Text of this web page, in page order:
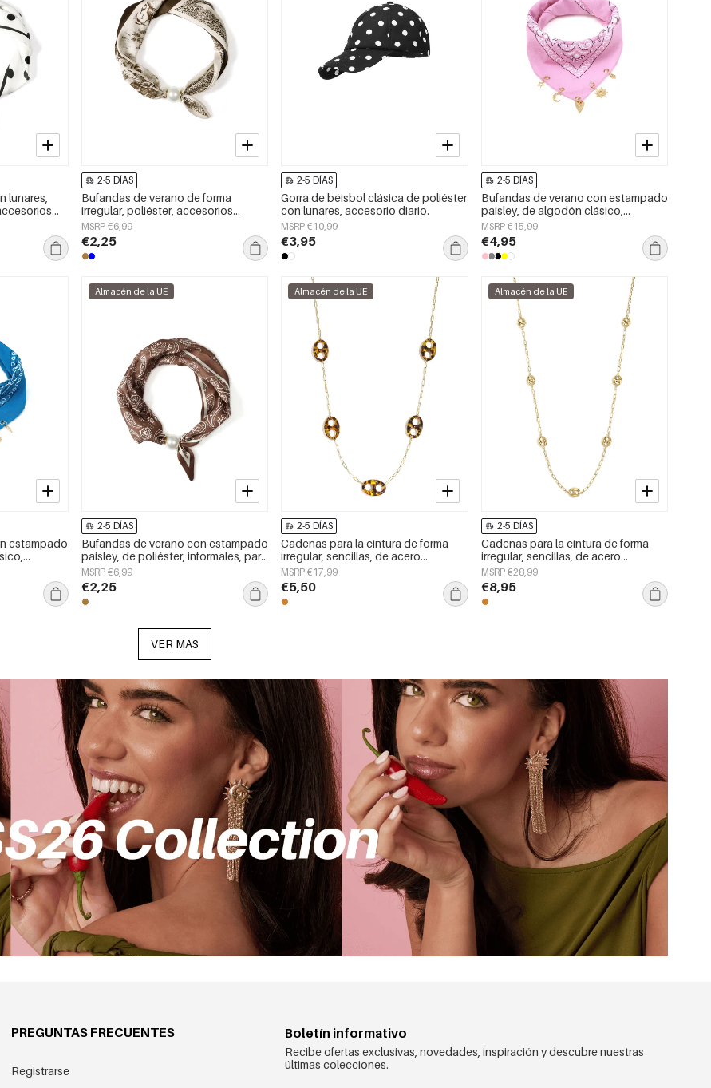
lunares,
2-5 DÍAS
Bufandas de verano de forma
irregular, poliéster, accesorios
diarios
MSRP €6,99
€2,25
2-5 DÍAS
Gorra de béisbol clásica de poliéster
con lunares, accesorio diario.
MSRP €10,99
€3,95
2-5 DÍAS
Bufandas de verano con estampado
paisley, de algodón clásico,
accesorios para el día a día.
MSRP €15,99
€4,95
estampado
Almacén de la UE
2-5 DÍAS
Bufandas de verano con estampado
paisley, de poliéster, informales, para
uso diario.
MSRP €6,99
€2,25
Almacén de la UE
2-5 DÍAS
Cadenas para la cintura de forma
irregular, sencillas, de acero
inoxidable, accesorios de uso diario.
MSRP €17,99
€5,50
Almacén de la UE
2-5 DÍAS
Cadenas para la cintura de forma
irregular, sencillas, de acero
inoxidable, accesorios de uso diario.
MSRP €28,99
€8,95
VER MÁS
PREGUNTAS FRECUENTES
Registrarse
Boletín informativo
Recibe ofertas exclusivas, novedades, inspiración y descubre nuestras
últimas colecciones.